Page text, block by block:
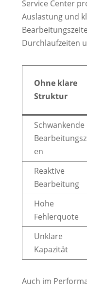
Service Center
Auslastung und
Durchlaufzeiten
Ohne klare
Struktur
Schwankende
en
Reaktive
Bearbeitung
Hohe
Fehlerquote
Unklare
Kapazität
Auch im